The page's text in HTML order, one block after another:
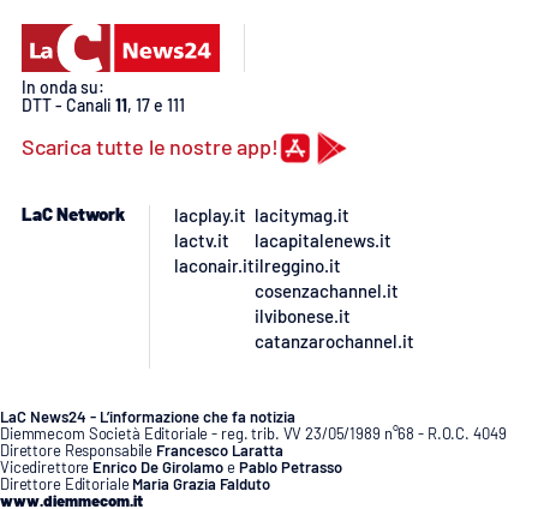
APP
Android
In onda su:
DTT - Canali 11, 17 e 111
Scarica tutte le nostre app!
LaC Network
lacplay.it
lactv.it
laconair.it
lacitymag.it
lacapitalenews.it
ilreggino.it
cosenzachannel.it
ilvibonese.it
catanzarochannel.it
LaC News24 - L’informazione che fa notizia
Diemmecom Società Editoriale - reg. trib. VV 23/05/1989 n°68 - R.O.C. 4049
Direttore Responsabile Francesco Laratta
Vicedirettore Enrico De GirolamoePablo Petrasso
Direttore Editoriale Maria Grazia Falduto
www.diemmecom.it